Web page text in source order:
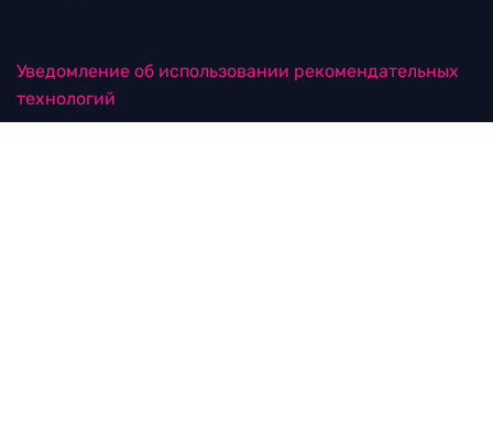
Уведомление об использовании рекомендательных
технологий